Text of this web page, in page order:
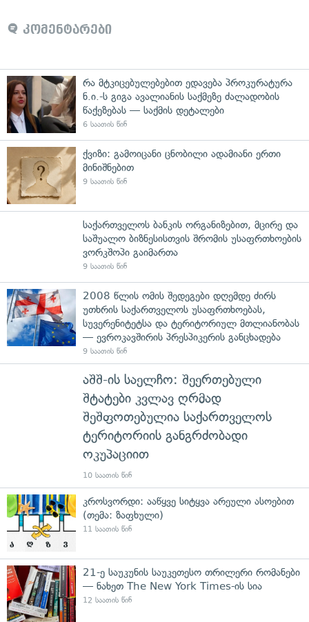
კომენტარები
რა მტკიცებულებებით ედავება პროკურატურა
ნ.ი.-ს გიგა ავალიანის საქმეზე ძალადობის
წაქეზებას — საქმის დეტალები
6 საათის წინ
ქვიზი: გამოიცანი ცნობილი ადამიანი ერთი
მინიშნებით
9 საათის წინ
საქართველოს ბანკის ორგანიზებით, მცირე და
საშუალო ბიზნესისთვის შრომის უსაფრთხოების
ვორკშოპი გაიმართა
9 საათის წინ
2008 წლის ომის შედეგები დღემდე ძირს
უთხრის საქართველოს უსაფრთხოებას,
სუვერენიტეტსა და ტერიტორიულ მთლიანობას
— ევროკავშირის პრესპიკერის განცხადება
9 საათის წინ
აშშ-ის საელჩო: შეერთებული
შტატები კვლავ ღრმად
შეშფოთებულია საქართველოს
ტერიტორიის განგრძობადი
ოკუპაციით
10 საათის წინ
კროსვორდი: ააწყვე სიტყვა არეული ასოებით
(თემა: ზაფხული)
11 საათის წინ
21-ე საუკუნის საუკეთესო თრილერი რომანები
— ნახეთ The New York Times-ის სია
12 საათის წინ